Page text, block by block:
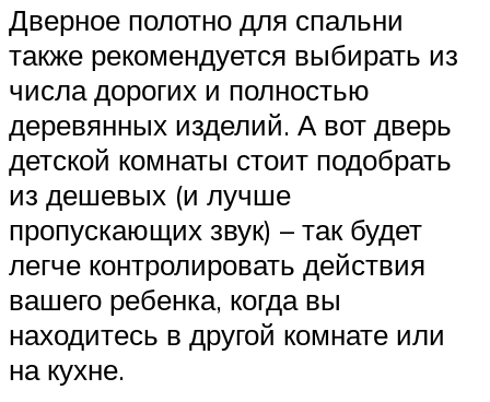
Дверное полотно для спальни
также рекомендуется выбирать из
числа дорогих и полностью
деревянных изделий. А вот дверь
детской комнаты стоит подобрать
из дешевых (и лучше
пропускающих звук) – так будет
легче контролировать действия
вашего ребенка, когда вы
находитесь в другой комнате или
на кухне.